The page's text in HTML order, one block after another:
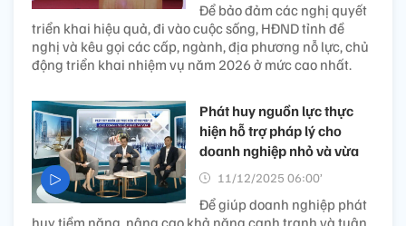
Để bảo đảm các nghị quyết
triển khai hiệu quả, đi vào cuộc sống, HĐND tỉnh đề
nghị và kêu gọi các cấp, ngành, địa phương nỗ lực, chủ
động triển khai nhiệm vụ năm 2026 ở mức cao nhất.
Phát huy nguồn lực thực
hiện hỗ trợ pháp lý cho
doanh nghiệp nhỏ và vừa
11/12/2025 06:00’
Để giúp doanh nghiệp phát